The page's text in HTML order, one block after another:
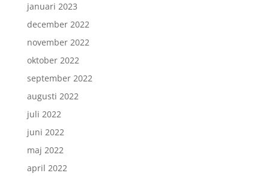
januari 2023
december 2022
november 2022
oktober 2022
september 2022
augusti 2022
juli 2022
juni 2022
maj 2022
april 2022